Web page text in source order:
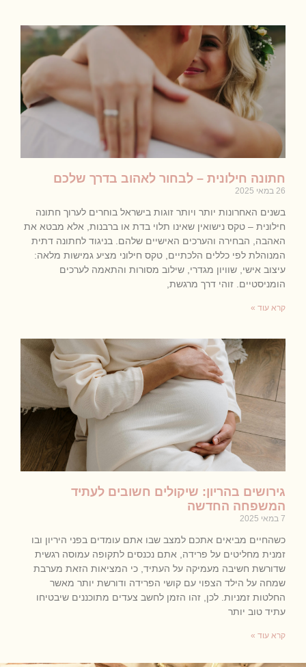
חתונה חילונית – לבחור לאהוב בדרך שלכם
26 במאי 2025
בשנים האחרונות יותר ויותר זוגות בישראל בוחרים לערוך חתונה
חילונית – טקס נישואין שאינו תלוי בדת או ברבנות, אלא מבטא את
האהבה, הבחירה והערכים האישיים שלהם. בניגוד לחתונה דתית
המנוהלת לפי כללים הלכתיים, טקס חילוני מציע גמישות מלאה:
עיצוב אישי, שוויון מגדרי, שילוב מסורות והתאמה לערכים
הומניסטיים. זוהי דרך מרגשת,
קרא עוד »
גירושים בהריון: שיקולים חשובים לעתיד
המשפחה החדשה
7 במאי 2025
כשהחיים מביאים אתכם למצב שבו אתם עומדים בפני היריון ובו
זמנית מחליטים על פרידה, אתם נכנסים לתקופה עמוסה רגשית
שדורשת חשיבה מעמיקה על העתיד, כי המציאות הזאת מערבת
שמחה על הילד הצפוי עם קושי הפרידה ודורשת יותר מאשר
החלטות זמניות. לכן, זהו הזמן לחשב צעדים מתוכננים שיבטיחו
עתיד טוב יותר
קרא עוד »